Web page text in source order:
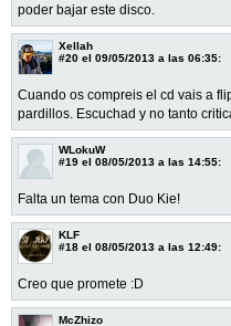
poder bajar este disco.
Xellah
#20 el 09/05/2013 a las 06:35:
Cuando os compreis el cd vais a
pardillos. Escuchad y no tanto
WLokuW
#19 el 08/05/2013 a las 14:55:
Falta un tema con Duo Kie!
KLF
#18 el 08/05/2013 a las 12:49:
Creo que promete :D
McZhizo